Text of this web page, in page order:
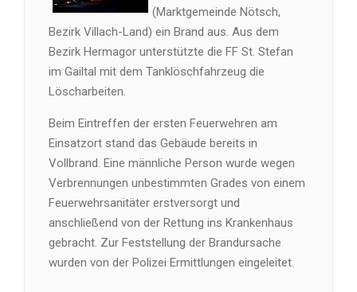
(Marktgemeinde Nötsch,
Bezirk Villach-Land) ein Brand aus. Aus dem
Bezirk Hermagor unterstützte die FF St. Stefan
im Gailtal mit dem Tanklöschfahrzeug die
Löscharbeiten.
Beim Eintreffen der ersten Feuerwehren am
Einsatzort stand das Gebäude bereits in
Vollbrand. Eine männliche Person wurde wegen
Verbrennungen unbestimmten Grades von einem
Feuerwehrsanitäter erstversorgt und
anschließend von der Rettung ins Krankenhaus
gebracht. Zur Feststellung der Brandursache
wurden von der Polizei Ermittlungen eingeleitet.